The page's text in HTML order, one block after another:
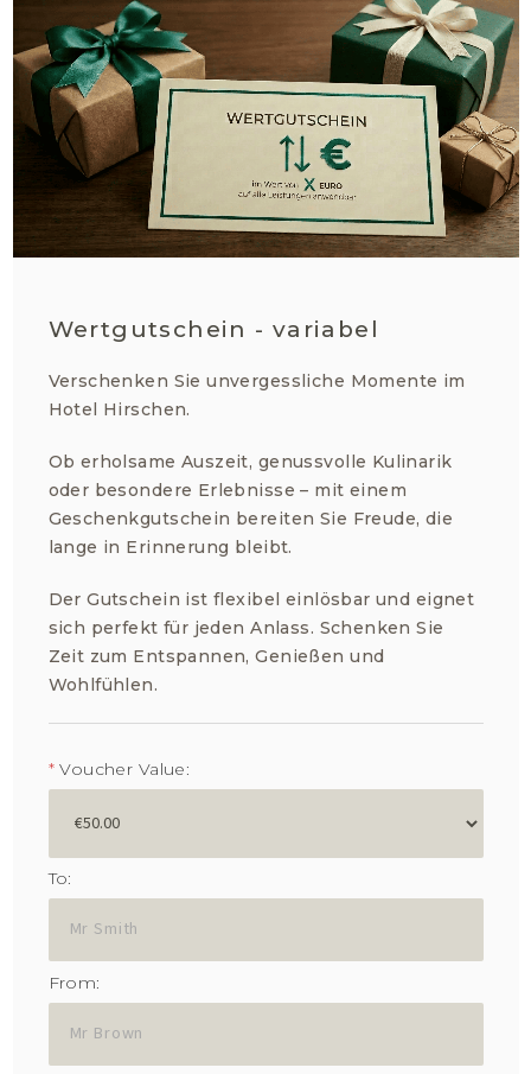
Wertgutschein - variabel
Verschenken Sie unvergessliche Momente im
Hotel Hirschen.
Ob erholsame Auszeit, genussvolle Kulinarik
oder besondere Erlebnisse – mit einem
Geschenkgutschein bereiten Sie Freude, die
lange in Erinnerung bleibt.
Der Gutschein ist flexibel einlösbar und eignet
sich perfekt für jeden Anlass. Schenken Sie
Zeit zum Entspannen, Genießen und
Wohlfühlen.
*Voucher Value:
To:
From: